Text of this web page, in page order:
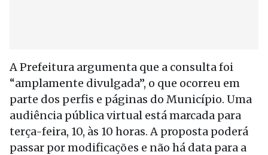
A Prefeitura argumenta que a consulta foi
“amplamente divulgada”, o que ocorreu em
parte dos perfis e páginas do Município. Uma
audiência pública virtual está marcada para
terça-feira, 10, às 10 horas. A proposta poderá
passar por modificações e não há data para a